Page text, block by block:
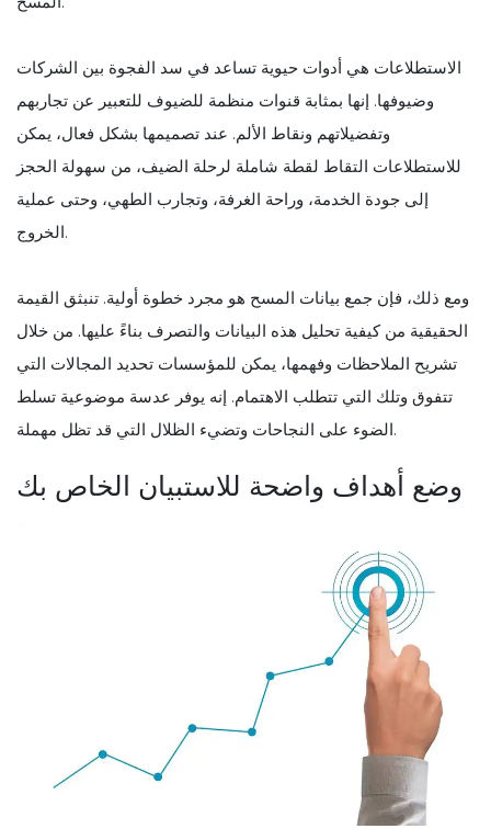
الاستطلاعات هي أدوات حيوية تساعد في سد الفجوة بين الشركات
وضيوفها. إنها بمثابة قنوات منظمة للضيوف للتعبير عن تجاربهم
وتفضيلاتهم ونقاط الألم. عند تصميمها بشكل فعال، يمكن
للاستطلاعات التقاط لقطة شاملة لرحلة الضيف، من سهولة الحجز
إلى جودة الخدمة، وراحة الغرفة، وتجارب الطهي، وحتى عملية
الخروج.
ومع ذلك، فإن جمع بيانات المسح هو مجرد خطوة أولية. تنبثق القيمة
الحقيقية من كيفية تحليل هذه البيانات والتصرف بناءً عليها. من خلال
تشريح الملاحظات وفهمها، يمكن للمؤسسات تحديد المجالات التي
تتفوق وتلك التي تتطلب الاهتمام. إنه يوفر عدسة موضوعية تسلط
الضوء على النجاحات وتضيء الظلال التي قد تظل مهملة.
وضع أهداف واضحة للاستبيان الخاص بك